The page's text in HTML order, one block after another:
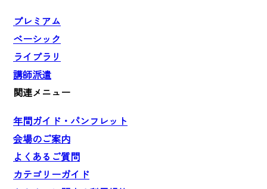
プレミアム
ベーシック
ライブラリ
講師派遣
関連メニュー
年間ガイド・パンフレット
会場のご案内
よくあるご質問
カテゴリーガイド